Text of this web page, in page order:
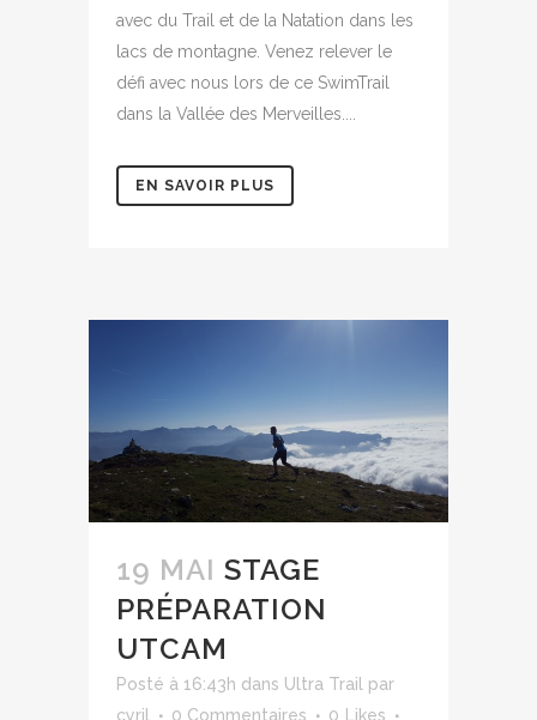
avec du Trail et de la Natation dans les
lacs de montagne. Venez relever le
défi avec nous lors de ce SwimTrail
dans la Vallée des Merveilles....
EN SAVOIR PLUS
19 MAI STAGE
PRÉPARATION
UTCAM
Posté à 16:43h dans Ultra Trail
par
cyril
0 Commentaires 0 Likes